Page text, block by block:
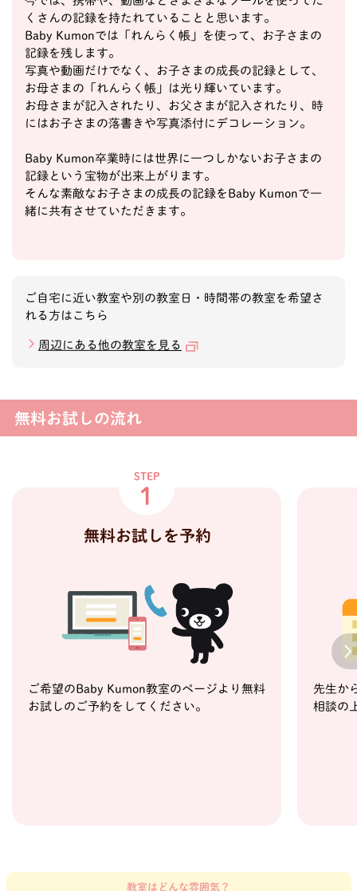
くさんの記録を持たれていることと思います。
Baby Kumonでは「れんらく帳」を使って、お子さまの
記録を残します。
写真や動画だけでなく、お子さまの成長の記録として、
お母さまの「れんらく帳」は光り輝いています。
お母さまが記入されたり、お父さまが記入されたり、時
にはお子さまの落書きや写真添付にデコレーション。
Baby Kumon卒業時には世界に一つしかないお子さまの
記録という宝物が出来上がります。
そんな素敵なお子さまの成長の記録をBaby Kumonで一
緒に共有させていただきます。
ご自宅に近い教室や別の教室日・時間帯の教室を希望さ
れる方はこちら
周辺にある他の教室を見る
無料お試しの流れ
STEP
1
無料お試しを予約
ご希望のBaby Kumon教室のページより無料
お試しのご予約をしてください。
先生か
相談の
教室はどんな雰囲気？